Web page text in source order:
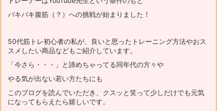
バキバキ腹筋（？）への挑戦が始まりました！
50代筋トレ初心者の私が、良いと思ったトレーニング方法やおス
スメ したい商品などもご紹介しています。
「今さら・・・」と諦めちゃってる同年代の方々や
やる気が出ない若い方たちにも
このブログを読んでいただき、 クスッと笑って少しだけでも元気
になってもらえたら嬉しいです。